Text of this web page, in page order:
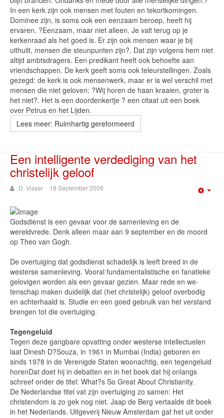
In een kerk zijn ook mensen met fouten en tekortkomingen.
Dominee zijn, is soms ook een eenzaam beroep, heeft hij
ervaren. ?Eenzaam, maar niet alleen. Je valt terug op je
kerkenraad als het goed is. Er zijn ook mensen waar je bij
uithuilt, mensen die steunpunten zijn?. Dat zijn volgens hem niet
altijd ambtsdragers. Een predikant heeft ook behoefte aan
vriendschappen. De kerk geeft soms ook teleurstellingen. Zoals
gezegd: de kerk is ook mensenwerk, maar er is wel verschil met
mensen die niet geloven: ?Wij horen de haan kraaien, groter is
het niet?. Het is een doordenkertje ? een citaat uit een boek
over Petrus en het Lijden.
Lees meer: Ruimhartig gereformeerd
Een intelligente verdediging van het
christelijk geloof
D. Visser 18 September 2009
Godsdienst is een gevaar voor de samenleving en de
wereldvrede. Denk alleen maar aan 9 september en de moord
op Theo van Gogh.
De overtuiging dat godsdienst schadelijk is leeft breed in de
westerse samenleving. Vooral fundamentalistische en fanatieke
gelovigen worden als een gevaar gezien. Maar rede en we-
tenschap maken duidelijk dat (het christelijk) geloof overbodig
en achterhaald is. Studie en een goed gebruik van het verstand
brengen tot die overtuiging.
Tegengeluid
Tegen deze gangbare opvatting onder westerse intellectuelen
laat Dinesh D?Souza, in 1961 in Mumbai (India) geboren en
sinds 1978 in de Verenigde Staten woonachtig, een tegengeluid
horenDat doet hij in debatten en in het boek dat hij onlangs
schreef onder de titel: What?s So Great About Christianity.
De Nederlandse titel vat zijn overtuiging zo samen: Het
christendom is zo gek nog niet. Jaap de Berg vertaalde dit boek
in het Nederlands. Uitgeverij Nieuw Amsterdam gaf het uit onder